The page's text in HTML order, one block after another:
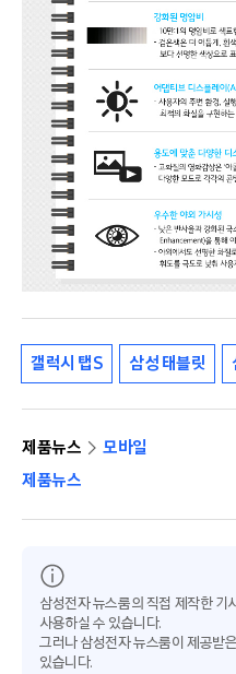
갤럭시 탭S 삼성 태블릿
제품뉴스
모바일
제품뉴스
삼성전자 뉴스룸의 직접 제작한 기
사용하실 수 있습니다.
그러나 삼성전자 뉴스룸이 제공받
있습니다.